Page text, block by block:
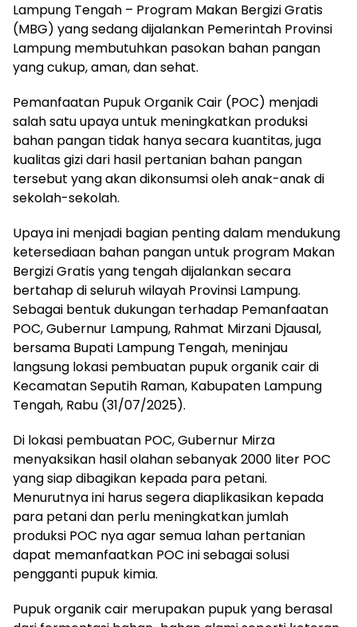
Lampung Tengah – Program Makan Bergizi Gratis
(MBG) yang sedang dijalankan Pemerintah Provinsi
Lampung membutuhkan pasokan bahan pangan
yang cukup, aman, dan sehat.
Pemanfaatan Pupuk Organik Cair (POC) menjadi
salah satu upaya untuk meningkatkan produksi
bahan pangan tidak hanya secara kuantitas, juga
kualitas gizi dari hasil pertanian bahan pangan
tersebut yang akan dikonsumsi oleh anak-anak di
sekolah-sekolah.
Upaya ini menjadi bagian penting dalam mendukung
ketersediaan bahan pangan untuk program Makan
Bergizi Gratis yang tengah dijalankan secara
bertahap di seluruh wilayah Provinsi Lampung.
Sebagai bentuk dukungan terhadap Pemanfaatan
POC, Gubernur Lampung, Rahmat Mirzani Djausal,
bersama Bupati Lampung Tengah, meninjau
langsung lokasi pembuatan pupuk organik cair di
Kecamatan Seputih Raman, Kabupaten Lampung
Tengah, Rabu (31/07/2025).
Di lokasi pembuatan POC, Gubernur Mirza
menyaksikan hasil olahan sebanyak 2000 liter POC
yang siap dibagikan kepada para petani.
Menurutnya ini harus segera diaplikasikan kepada
para petani dan perlu meningkatkan jumlah
produksi POC nya agar semua lahan pertanian
dapat memanfaatkan POC ini sebagai solusi
pengganti pupuk kimia.
Pupuk organik cair merupakan pupuk yang berasal